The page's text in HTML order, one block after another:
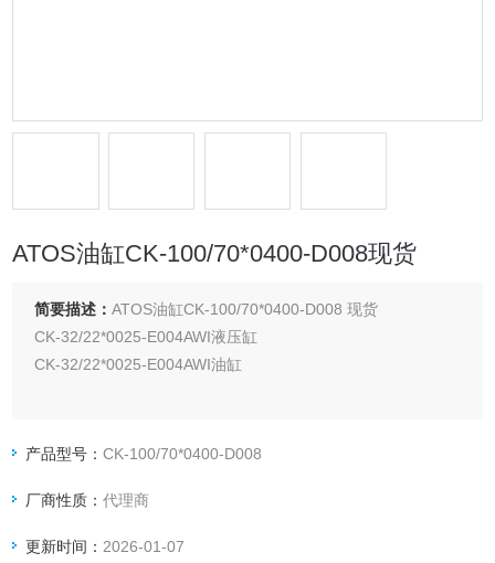
ATOS油缸CK-100/70*0400-D008现货
简要描述：ATOS油缸CK-100/70*0400-D008 现货
CK-32/22*0025-E004AWI液压缸
CK-32/22*0025-E004AWI油缸
产品型号：CK-100/70*0400-D008
厂商性质：代理商
更新时间： 2026-01-07